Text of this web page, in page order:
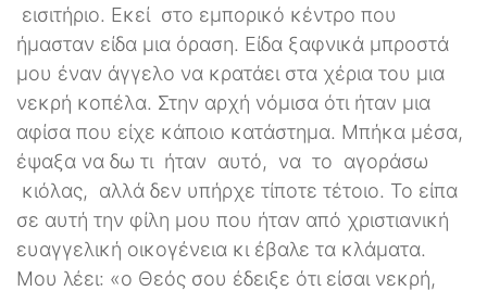
εισιτήριο. Εκεί στο εμπορικό κέντρο που
ήμασταν είδα μια όραση. Είδα ξαφνικά μπροστά
μου έναν άγγελο να κρατάει στα χέρια του μια
νεκρή κοπέλα. Στην αρχή νόμισα ότι ήταν μια
αφίσα που είχε κάποιο κατάστημα. Μπήκα μέσα,
έψαξα να δω τι ήταν αυτό, να το αγοράσω
κιόλας, αλλά δεν υπήρχε τίποτε τέτοιο. Το είπα
σε αυτή την φίλη μου που ήταν από χριστιανική
ευαγγελική οικογένεια κι έβαλε τα κλάματα.
Μου λέει: «ο Θεός σου έδειξε ότι είσαι νεκρή,